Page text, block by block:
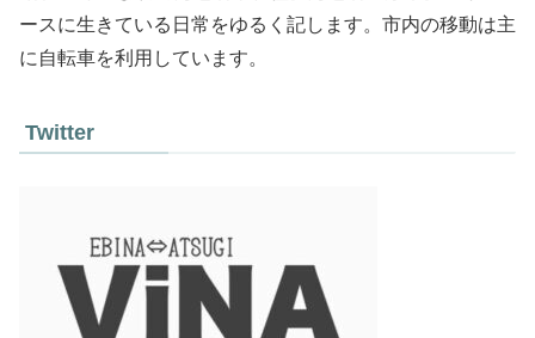
ースに生きている日常をゆるく記します。市内の移動は主
に自転車を利用しています。
Twitter